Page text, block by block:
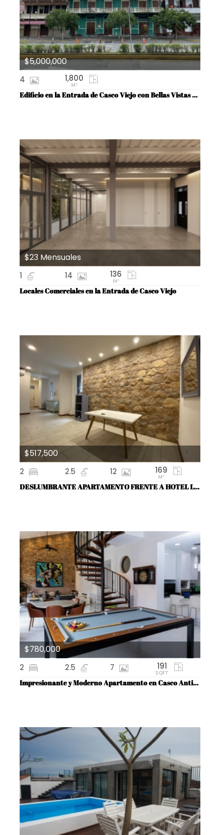
Edificio en la Entrada de Casco Viejo con Bellas Vistas a la Ciudad de
4 1,800
M²
$5,000,000
Locales Comerciales en la Entrada de Casco Viejo
1 14 136
M²
$23 Mensuales
DESLUMBRANTE APARTAMENTO FRENTE A HOTEL LA COMPAÑIA
2 2.5 12 169
M²
$517,500
Impresionante y Moderno Apartamento en Casco Antiguo
2 2.5 7 191
SQFT
$780,000